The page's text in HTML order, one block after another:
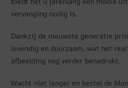
vervanging nodig is.
Dankzij de nieuwste generatie
levendig en duurzaam, wat het
afbeelding nog verder benadrukt.
Wacht niet langer en bestel de